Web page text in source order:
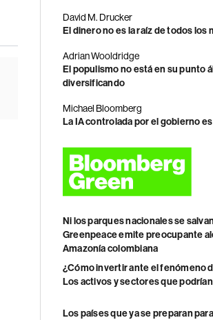
David M. Drucker
El dinero no es la raíz de todos los
Adrian Wooldridge
El populismo no está en su punto
diversificando
Michael Bloomberg
La IA controlada por el gobierno
Ni los parques nacionales se
Greenpeace emite preocupante
Amazonía colombiana
¿Cómo invertir ante el fenómeno
Los activos y sectores que
Los países que ya se preparan